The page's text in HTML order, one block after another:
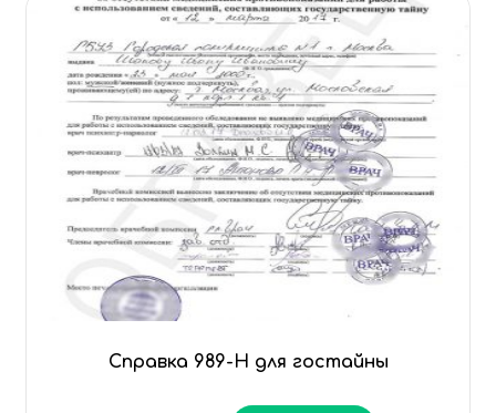
Справка 989-Н для гостайны